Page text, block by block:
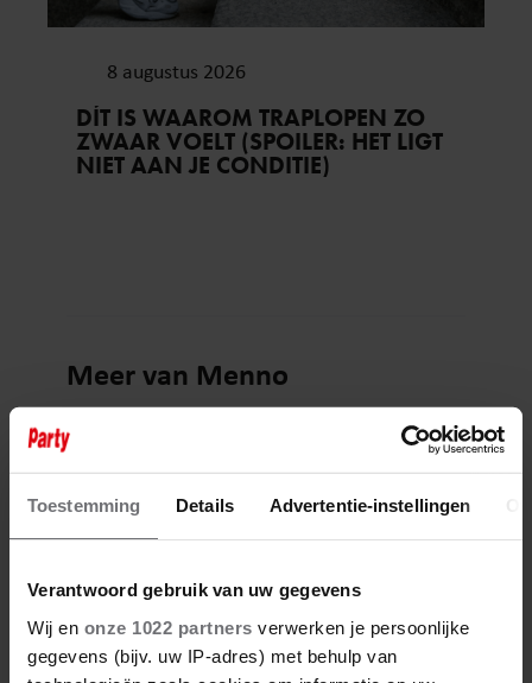
Toestemming Details Advertentie-instellingen
Verantwoord gebruik van uw gegevens
Wij en onze 1022 partners verwerken je persoonlijke
gegevens (bijv. uw IP-adres) met behulp van
8 augustus 2026
DÍT IS WAAROM TRAPLOPEN ZO
ZWAAR VOELT (SPOILER: HET LIGT
NIET AAN JE CONDITIE)
Meer van Menno